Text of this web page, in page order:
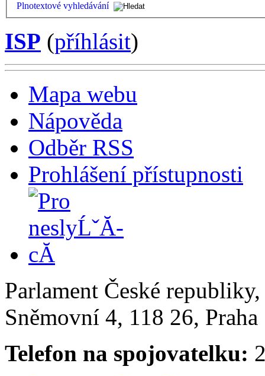
Plnotextové vyhledávání
ISP (příhlásit)
Mapa webu
Nápověda
Odběr RSS
Prohlášení přístupnosti
Parlament České
Sněmovní 4, 118 26,
Telefon na spojovatelku: